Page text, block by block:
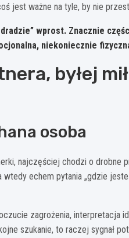
jest ważne na tyle, by nie
wprost. Znacznie
niekoniecznie
byłej
osoba
najczęściej chodzi o drobne
echem pytania „gdzie
zagrożenia, interpretacja
szukanie, to raczej sygnał